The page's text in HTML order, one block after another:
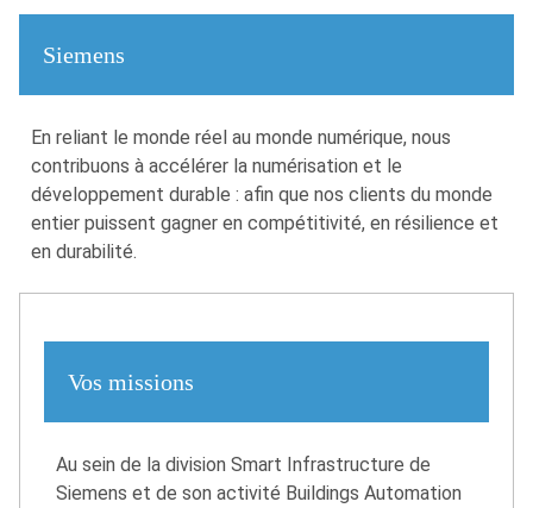
Siemens
En reliant le monde réel au monde numérique, nous
contribuons à accélérer la numérisation et le
développement durable : afin que nos clients du monde
entier puissent gagner en compétitivité, en résilience et
en durabilité.
Vos missions
Au sein de la division Smart Infrastructure de
Siemens et de son activité Buildings Automation